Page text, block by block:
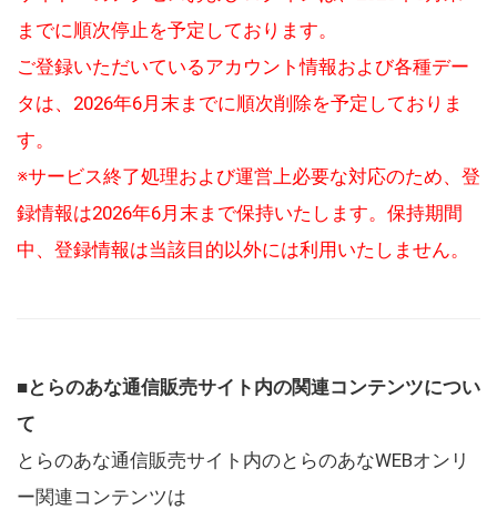
までに順次停止を予定しております。
ご登録いただいているアカウント情報および各種デー
タは、2026年6月末までに順次削除を予定しておりま
す。
※サービス終了処理および運営上必要な対応のため、登
録情報は2026年6月末まで保持いたします。保持期間
中、登録情報は当該目的以外には利用いたしません。
■とらのあな通信販売サイト内の関連コンテンツについ
て
とらのあな通信販売サイト内のとらのあなWEBオンリ
ー関連コンテンツは